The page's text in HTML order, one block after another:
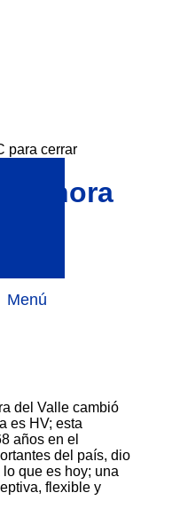
para cerrar
Menú
ahora
del Valle cambió
es HV; esta
años en el
del país, dio
que es hoy; una
flexible y